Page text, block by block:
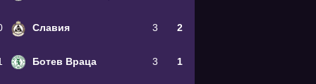
Славия 3 2
Ботев Враца 3 1